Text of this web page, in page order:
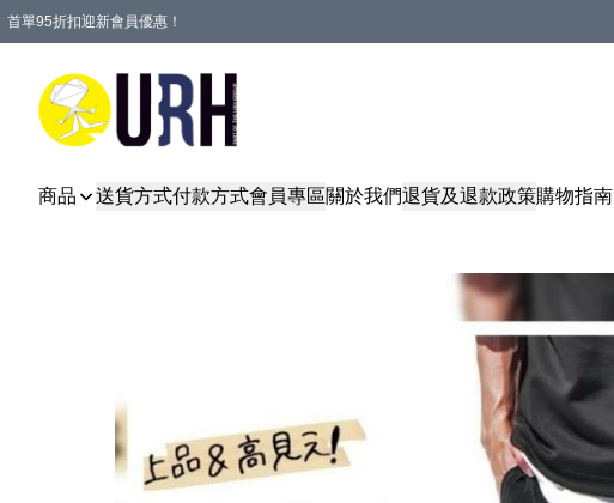
首單95折扣迎新會員優惠！
商品 送貨方式付款方式會員專區關於我們退貨及退款政策購物指南